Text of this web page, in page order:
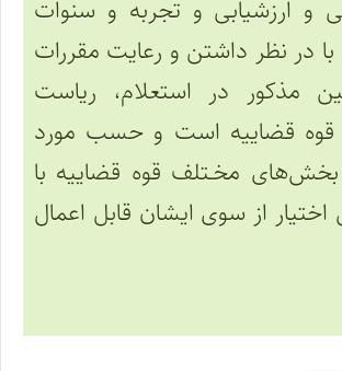
و ارزشیابی و تجربه و سنوات
در نظر داشتن و رعایت مقررات
مذکور در استعلام، ریاست
قوه قضاییه است و حسب مورد
مخـتلف قوه قضاییه با
از سوی ایشان قابل اعمال